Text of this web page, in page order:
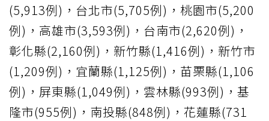
(5,913例)，台北市(5,705例)，桃園市(5,200
例)，高雄市(3,593例)，台南市(2,620例)，
彰化縣(2,160例)，新竹縣(1,416例)，新竹市
(1,209例)，宜蘭縣(1,125例)，苗栗縣(1,106
例)，屏東縣(1,049例)，雲林縣(993例)，基
隆市(955例)，南投縣(848例)，花蓮縣(731